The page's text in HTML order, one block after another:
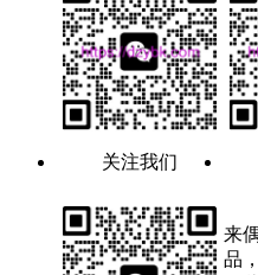
关注我们
来
品